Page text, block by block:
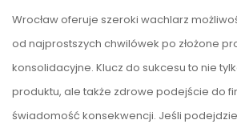
Wrocław oferuje szeroki wachlarz
od najprostszych chwilówek po złożone
konsolidacyjne. Klucz do sukcesu to nie
produktu, ale także zdrowe podejście do
świadomość konsekwencji. Jeśli